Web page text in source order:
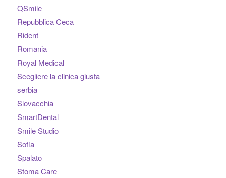
QSmile
Repubblica Ceca
Rident
Romania
Royal Medical
Scegliere la clinica giusta
serbia
Slovacchia
SmartDental
Smile Studio
Sofia
Spalato
Stoma Care